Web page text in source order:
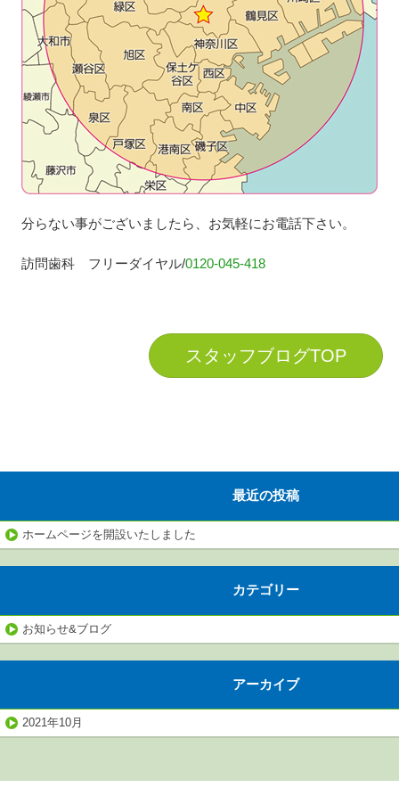
分らない事がございましたら、お気軽にお電話下さい。
訪問歯科 フリーダイヤル/0120-045-418
スタッフブログTOP
最近の投稿
ホームページを開設いたしました
カテゴリー
お知らせ&ブログ
アーカイブ
2021年10月